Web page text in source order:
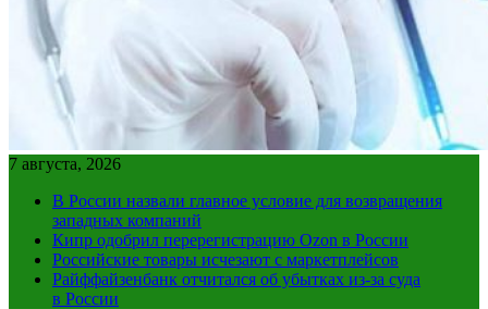
7 августа, 2026
В России назвали главное условие для возвращения
западных компаний
Кипр одобрил перерегистрацию Ozon в России
Российские товары исчезают с маркетплейсов
Райффайзенбанк отчитался об убытках из-за суда
в России